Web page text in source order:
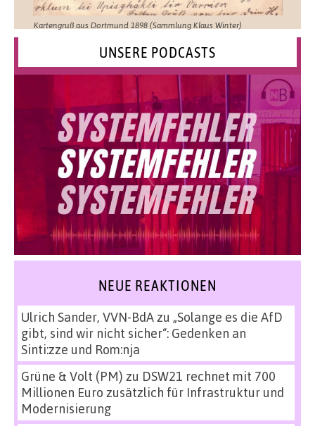
Kartengruß aus Dortmund 1898 (Sammlung Klaus Winter)
UNSERE PODCASTS
NEUE REAKTIONEN
Ulrich Sander, VVN-BdAzu „Solange es die AfD
gibt, sind wir nicht sicher“: Gedenken an
Sinti:zze und Rom:nja
Grüne & Volt (PM) zu DSW21 rechnet mit 700
Millionen Euro zusätzlich für Infrastruktur und
Modernisierung